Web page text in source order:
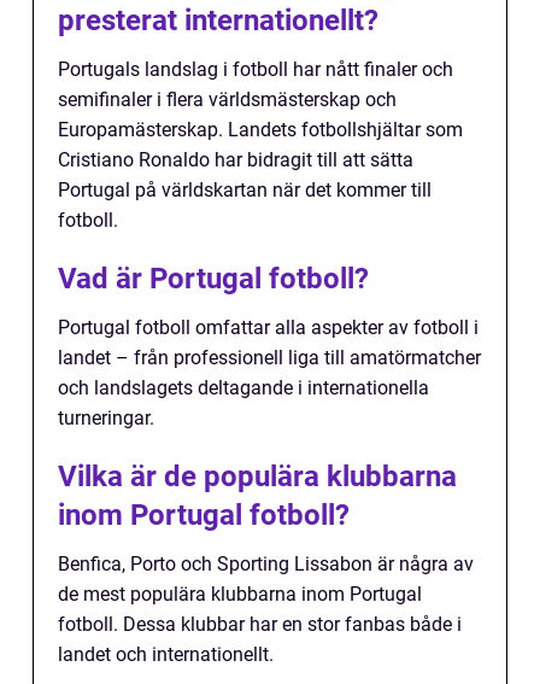
presterat internationellt?
Portugals landslag i fotboll har nått finaler och
semifinaler i flera världsmästerskap och
Europamästerskap. Landets fotbollshjältar som
Cristiano Ronaldo har bidragit till att sätta
Portugal på världskartan när det kommer till
fotboll.
Vad är Portugal fotboll?
Portugal fotboll omfattar alla aspekter av fotboll i
landet – från professionell liga till amatörmatcher
och landslagets deltagande i internationella
turneringar.
Vilka är de populära klubbarna
inom Portugal fotboll?
Benfica, Porto och Sporting Lissabon är några av
de mest populära klubbarna inom Portugal
fotboll. Dessa klubbar har en stor fanbas både i
landet och internationellt.